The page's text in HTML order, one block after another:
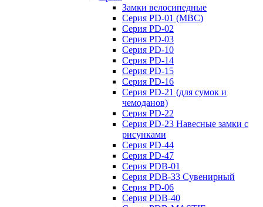
Замки велосипедные
Серия PD-01 (МВС)
Серия PD-02
Серия PD-03
Серия PD-10
Серия PD-14
Серия PD-15
Серия PD-16
Серия PD-21 (для сумок и
чемоданов)
Серия PD-22
Серия PD-23 Навесные замки с
рисунками
Серия PD-44
Серия PD-47
Серия PDB-01
Серия PDB-33 Сувенирный
Серия PD-06
Серия PDB-40